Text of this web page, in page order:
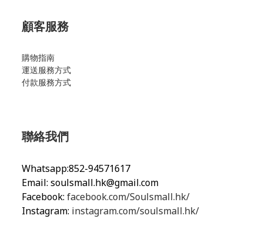
顧客服務
購物指南
運送服務方式
付款服務方式
聯絡我們
Whatsapp:852-94571617
Email: soulsmall.hk@gmail.com
Facebook: facebook.com/Soulsmall.hk/
Instagram: instagram.com/soulsmall.hk/